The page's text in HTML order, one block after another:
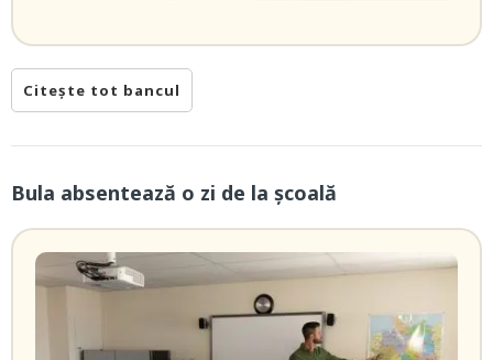
Citește tot bancul
Bula absentează o zi de la școală